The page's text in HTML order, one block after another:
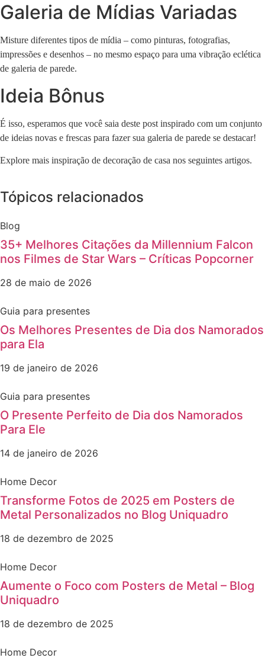
Galeria de Mídias Variadas
Misture diferentes tipos de mídia – como pinturas, fotografias,
impressões e desenhos – no mesmo espaço para uma vibração eclética
de galeria de parede.
Ideia Bônus
É isso, esperamos que você saia deste post inspirado com um conjunto
de ideias novas e frescas para fazer sua galeria de parede se destacar!
Explore mais inspiração de decoração de casa nos seguintes artigos.
Tópicos relacionados
Blog
35+ Melhores Citações da Millennium Falcon
nos Filmes de Star Wars – Críticas Popcorner
28 de maio de 2026
Guia para presentes
Os Melhores Presentes de Dia dos Namorados
para Ela
19 de janeiro de 2026
Guia para presentes
O Presente Perfeito de Dia dos Namorados
Para Ele
14 de janeiro de 2026
Home Decor
Transforme Fotos de 2025 em Posters de
Metal Personalizados no Blog Uniquadro
18 de dezembro de 2025
Home Decor
Aumente o Foco com Posters de Metal – Blog
Uniquadro
18 de dezembro de 2025
Home Decor